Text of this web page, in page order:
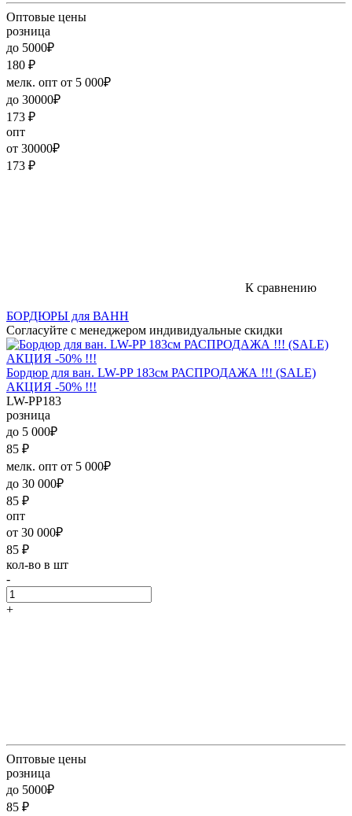
Оптовые цены
розница
до 5000₽
180 ₽
мелк. опт от 5 000₽
до 30000₽
173 ₽
опт
от 30000₽
173 ₽
К сравнению
БОРДЮРЫ для ВАНН
Согласуйте с менеджером индивидуальные скидки
Бордюр для ван. LW-PP 183см РАСПРОДАЖА !!! (SALE)
АКЦИЯ -50% !!!
LW-PP183
розница
до 5 000₽
85 ₽
мелк. опт от 5 000₽
до 30 000₽
85 ₽
опт
от 30 000₽
85 ₽
кол-во в шт
-
+
Оптовые цены
розница
до 5000₽
85 ₽